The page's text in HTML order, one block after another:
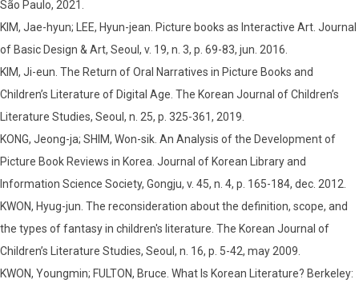
São Paulo, 2021.
KIM, Jae-hyun; LEE, Hyun-jean. Picture books as Interactive Art. Journal
of Basic Design & Art, Seoul, v. 19, n. 3, p. 69-83, jun. 2016.
KIM, Ji-eun. The Return of Oral Narratives in Picture Books and
Children’s Literature of Digital Age. The Korean Journal of Children’s
Literature Studies, Seoul, n. 25, p. 325-361, 2019.
KONG, Jeong-ja; SHIM, Won-sik. An Analysis of the Development of
Picture Book Reviews in Korea. Journal of Korean Library and
Information Science Society, Gongju, v. 45, n. 4, p. 165-184, dec. 2012.
KWON, Hyug-jun. The reconsideration about the definition, scope, and
the types of fantasy in children's literature. The Korean Journal of
Children’s Literature Studies, Seoul, n. 16, p. 5-42, may 2009.
KWON, Youngmin; FULTON, Bruce. What Is Korean Literature? Berkeley: